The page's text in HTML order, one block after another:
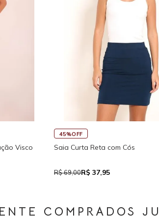
Abertura
45%OFF
Regata Feminina de Alcinhas
R$ 71,00R$ 39,05
COMPRADOS